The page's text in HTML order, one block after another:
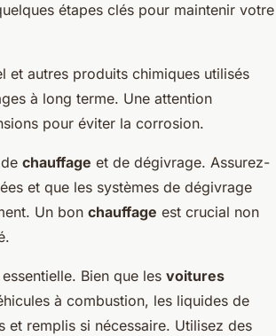
étapes clés pour maintenir votre
et autres produits chimiques utilisés
à long terme. Une attention
pour éviter la corrosion.
chauffage et de dégivrage. Assurez-
et que les systèmes de dégivrage
Un bon chauffage est crucial non
Bien que les voitures
à combustion, les liquides de
remplis si nécessaire. Utilisez des